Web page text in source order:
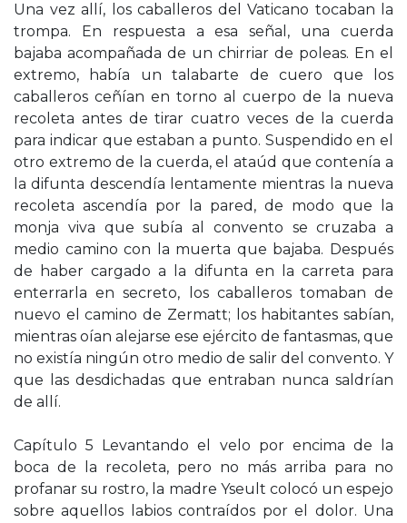
Una vez allí, los caballeros del Vaticano tocaban la
trompa. En respuesta a esa señal, una cuerda
bajaba acompañada de un chirriar de poleas. En el
extremo, había un talabarte de cuero que los
caballeros ceñían en torno al cuerpo de la nueva
recoleta antes de tirar cuatro veces de la cuerda
para indicar que estaban a punto. Suspendido en el
otro extremo de la cuerda, el ataúd que contenía a
la difunta descendía lentamente mientras la nueva
recoleta ascendía por la pared, de modo que la
monja viva que subía al convento se cruzaba a
medio camino con la muerta que bajaba. Después
de haber cargado a la difunta en la carreta para
enterrarla en secreto, los caballeros tomaban de
nuevo el camino de Zermatt; los habitantes sabían,
mientras oían alejarse ese ejército de fantasmas, que
no existía ningún otro medio de salir del convento. Y
que las desdichadas que entraban nunca saldrían
de allí.
Capítulo 5 Levantando el velo por encima de la
boca de la recoleta, pero no más arriba para no
profanar su rostro, la madre Yseult colocó un espejo
sobre aquellos labios contraídos por el dolor. Una